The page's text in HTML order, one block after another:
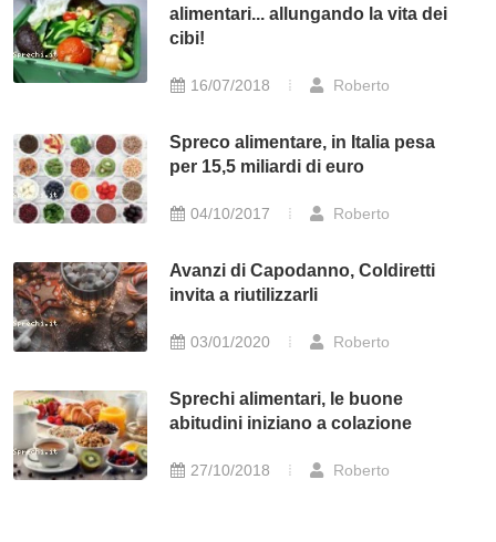
alimentari... allungando la vita dei
cibi!
16/07/2018 Roberto
Spreco alimentare, in Italia pesa
per 15,5 miliardi di euro
04/10/2017 Roberto
Avanzi di Capodanno, Coldiretti
invita a riutilizzarli
03/01/2020 Roberto
Sprechi alimentari, le buone
abitudini iniziano a colazione
27/10/2018 Roberto